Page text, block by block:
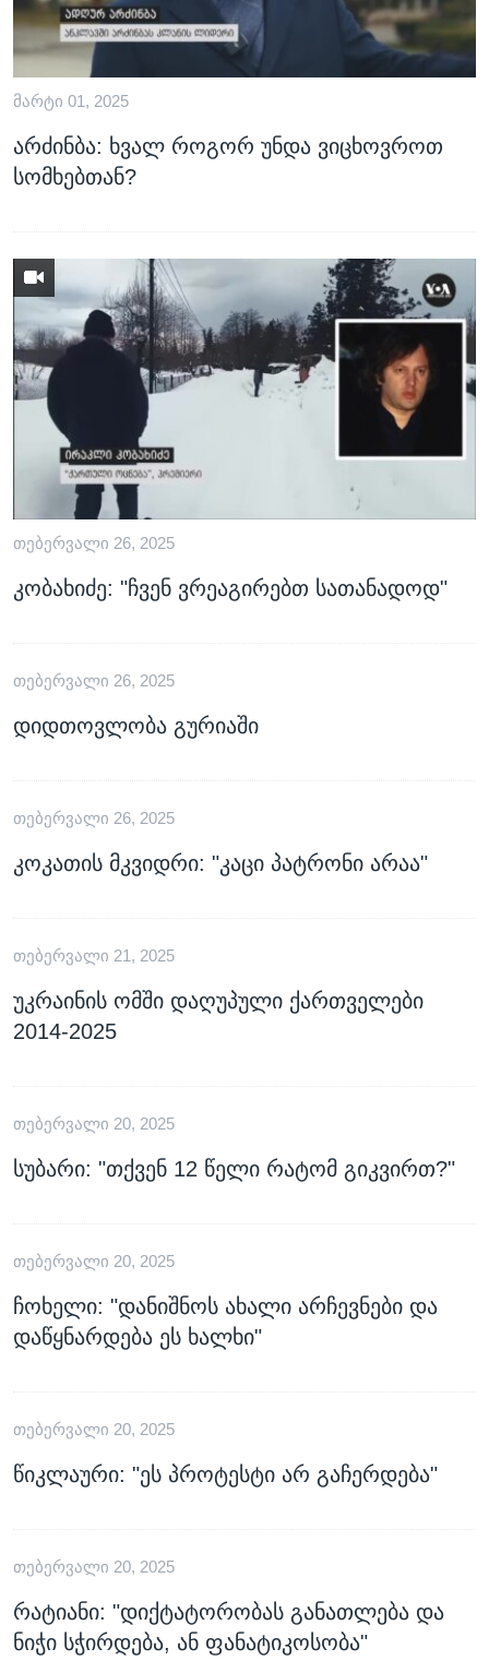
ᲛᲐᲠᲢᲘ 01, 2025
არძინბა: ხვალ როგორ უნდა ვიცხოვროთ
სომხებთან?
ᲗᲔᲑᲔᲠᲕᲐᲚᲘ 26, 2025
კობახიძე: "ჩვენ ვრეაგირებთ სათანადოდ"
ᲗᲔᲑᲔᲠᲕᲐᲚᲘ 26, 2025
დიდთოვლობა გურიაში
ᲗᲔᲑᲔᲠᲕᲐᲚᲘ 26, 2025
კოკათის მკვიდრი: "კაცი პატრონი არაა"
ᲗᲔᲑᲔᲠᲕᲐᲚᲘ 21, 2025
უკრაინის ომში დაღუპული ქართველები
2014-2025
ᲗᲔᲑᲔᲠᲕᲐᲚᲘ 20, 2025
სუბარი: "თქვენ 12 წელი რატომ გიკვირთ?"
ᲗᲔᲑᲔᲠᲕᲐᲚᲘ 20, 2025
ჩოხელი: "დანიშნოს ახალი არჩევნები და
დაწყნარდება ეს ხალხი"
ᲗᲔᲑᲔᲠᲕᲐᲚᲘ 20, 2025
წიკლაური: "ეს პროტესტი არ გაჩერდება"
ᲗᲔᲑᲔᲠᲕᲐᲚᲘ 20, 2025
რატიანი: "დიქტატორობას განათლება და
ნიჭი სჭირდება, ან ფანატიკოსობა"